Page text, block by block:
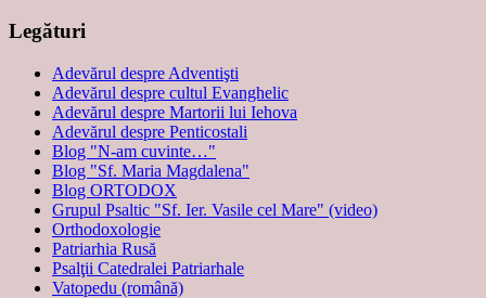
Legături
Adevărul despre Adventişti
Adevărul despre cultul Evanghelic
Adevărul despre Martorii lui Iehova
Adevărul despre Penticostali
Blog "N-am cuvinte…"
Blog "Sf. Maria Magdalena"
Blog ORTODOX
Grupul Psaltic "Sf. Ier. Vasile cel Mare" (video)
Orthodoxologie
Patriarhia Rusă
Psalţii Catedralei Patriarhale
Vatopedu (română)